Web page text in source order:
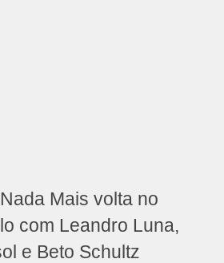
Mais volta no
com Leandro Luna,
e Beto Schultz